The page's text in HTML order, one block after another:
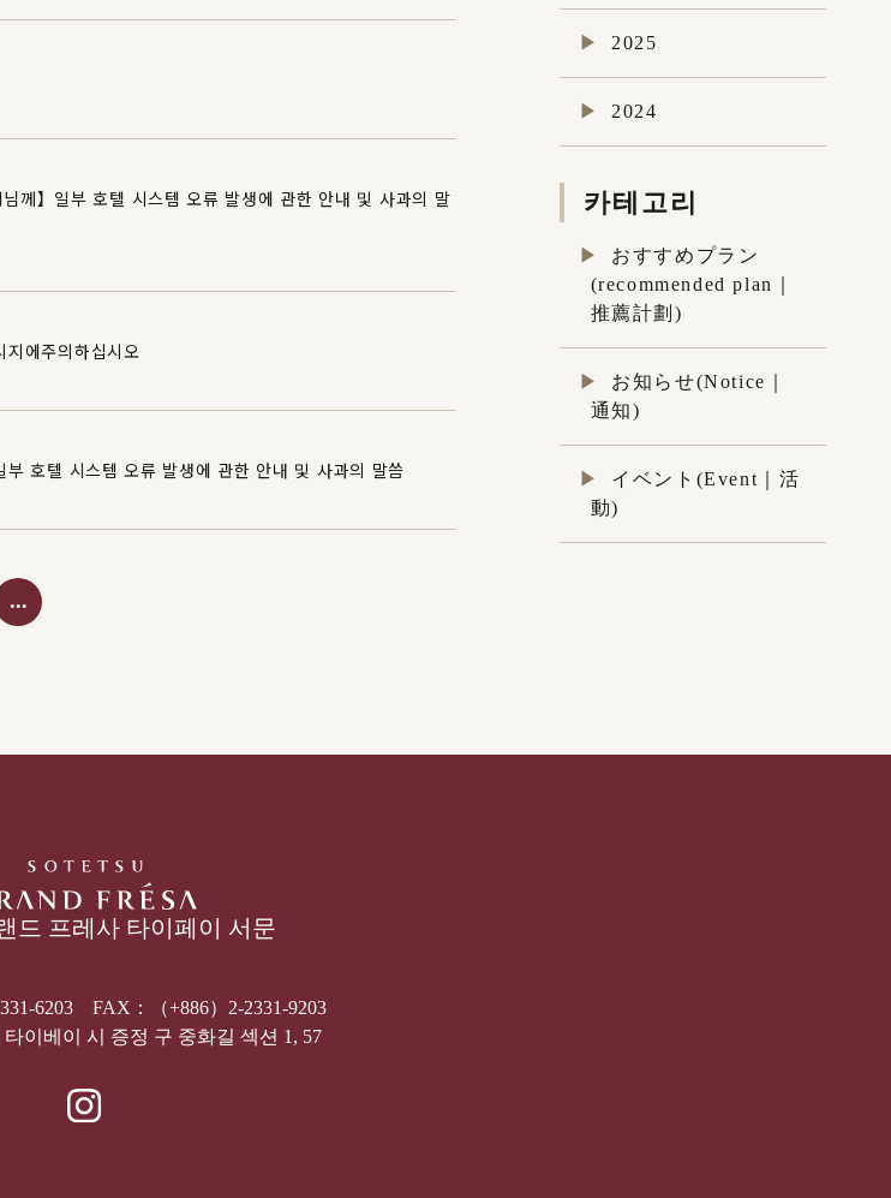
께】일부 호텔 시스템 오류 발생에 관한 안내 및 사과의 말
에주의하십시오
호텔 시스템 오류 발생에 관한 안내 및 사과의 말씀
...
2025
2024
카테고리
おすすめプラン
(recommended plan｜
推薦計劃)
お知らせ(Notice｜
通知)
イベント(Event｜活
動)
드 프레사 타이페이 서문
6203 FAX：（+886）2-2331-9203
타이베이 시 증정 구 중화길 섹션 1, 57